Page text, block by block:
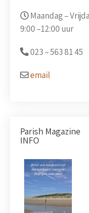
Maandag –
9:00 –12:00 uur
023 –563 81 45
email
Parish Magazine
INFO